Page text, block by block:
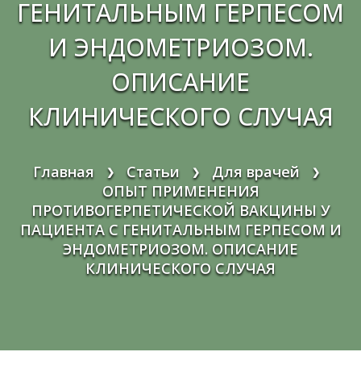
ГЕНИТАЛЬНЫМ ГЕРПЕСОМ
И ЭНДОМЕТРИОЗОМ.
ОПИСАНИЕ
КЛИНИЧЕСКОГО СЛУЧАЯ
Главная ❯ Статьи ❯ Для врачей ❯
ОПЫТ ПРИМЕНЕНИЯ
ПРОТИВОГЕРПЕТИЧЕСКОЙ ВАКЦИНЫ У
ПАЦИЕНТА С ГЕНИТАЛЬНЫМ ГЕРПЕСОМ И
ЭНДОМЕТРИОЗОМ. ОПИСАНИЕ
КЛИНИЧЕСКОГО СЛУЧАЯ